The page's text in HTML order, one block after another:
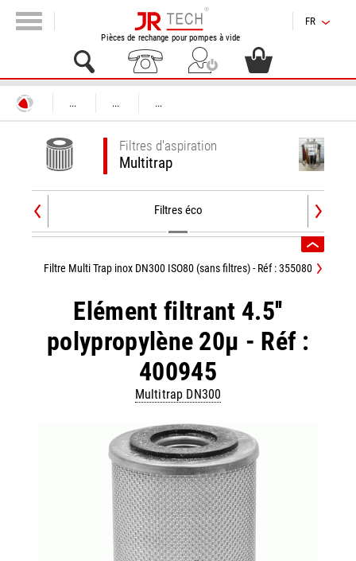
Pièces de rechange pour pompes à vide
FR
... ... ...
Filtres d'aspiration
Multitrap
Filtres éco
Elément filtrant 4.5''
polypropylène 20µ - Réf :
400945
Multitrap DN300
Filtre Multi Trap inox DN300 ISO80 (sans filtres) - Réf : 355080